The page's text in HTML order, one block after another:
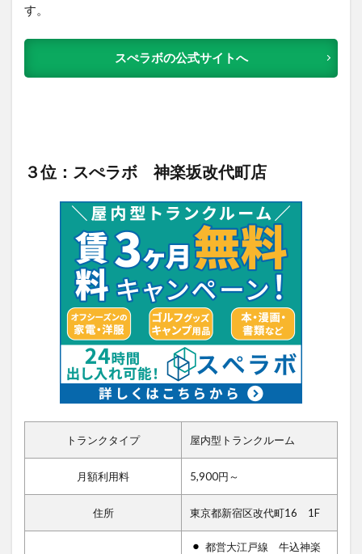
す。
スぺラボの公式サイトへ
３位：スぺラボ 神楽坂改代町店
トランクタイプ 屋内型トランクルーム
月額利用料 5,900円～
住所 東京都新宿区改代町16 1F
都営大江戸線 牛込神楽